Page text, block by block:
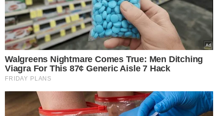
financeira que viabilizava o repasse de vantagens
indevidas aagentes públicos do INSS . Estima-se que o
valor total das transferências irregulares chegue a R$
23,8 milhões.
INVESTIGAÇÃO
A investigação aponta que as companhias atuavam como
pontes entre entidades de fachada e servidores públicos
que autorizavam descontos indevidos nos benefícios
previdenciários. Com isso, aposentados e pensionistas
eram lesados por cobranças que não haviam autorizado.